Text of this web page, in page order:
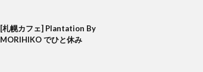
[札幌カフェ] Plantation By
MORIHIKO でひと休み